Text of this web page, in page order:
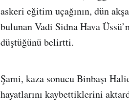
askeri eğitim uçağının, dün
bulunan Vadi Sidna Hava
düştüğünü belirtti.
Şami, kaza sonucu Binbaşı
hayatlarını kaybettiklerini